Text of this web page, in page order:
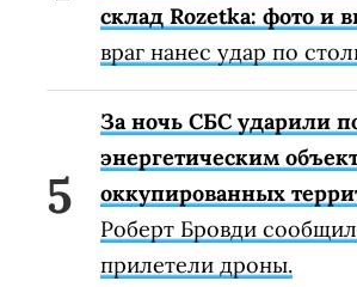
склад Rozetka: фото и
враг нанес удар по
За ночь СБС ударили
энергетическим
оккупированных
Роберт Бровди
прилетели дроны.